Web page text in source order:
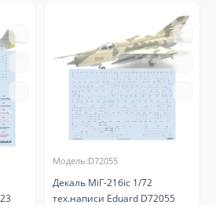
Модель:D72055
Декаль МіГ-21біс 1/72
тех.написи Eduard D72055